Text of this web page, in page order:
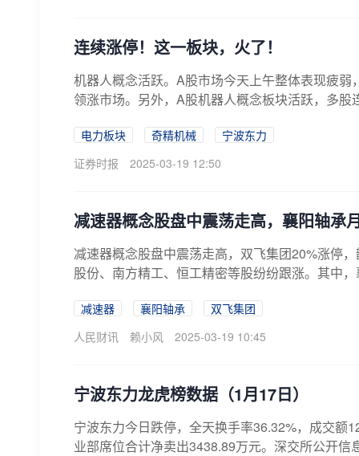
连续涨停！这一板块，火了！
机器人概念活跃。A股市场今天上午整体表现疲
领涨市场。另外，A股机器人概念板块活跃，多
电力板块 奇精机械
宁波东力
证券时报
2025-03-19 12:50
减速器概念股盘中震荡走高，襄阳轴承
减速器概念股盘中震荡走高，双飞集团20%涨停
股份、南方精工、恒工精密等股纷纷跟涨。其中
减速器 襄阳轴承
双飞集团
人民财讯
赖小风 2025-03-19 10:45
宁波东力龙虎榜数据（1月17日）
宁波东力今日跌停，全天换手率36.32%，成交额
业部席位合计净卖出3438.89万元。深交所公开信